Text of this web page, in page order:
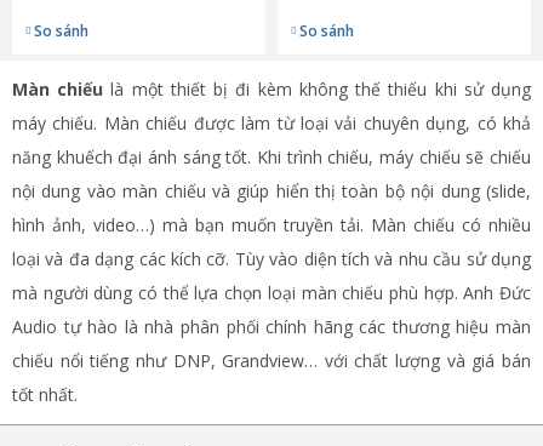
So sánh So sánh
Màn chiếu là một thiết bị đi kèm không thế thiếu khi sử dụng
máy chiếu. Màn chiếu được làm từ loại vải chuyên dụng, có khả
năng khuếch đại ánh sáng tốt. Khi trình chiếu, máy chiếu sẽ chiếu
nội dung vào màn chiếu và giúp hiển thị toàn bộ nội dung (slide,
hình ảnh, video…) mà bạn muốn truyền tải. Màn chiếu có nhiều
loại và đa dạng các kích cỡ. Tùy vào diện tích và nhu cầu sử dụng
mà người dùng có thể lựa chọn loại màn chiếu phù hợp. Anh Đức
Audio tự hào là nhà phân phối chính hãng các thương hiệu màn
chiếu nổi tiếng như DNP, Grandview… với chất lượng và giá bán
tốt nhất.